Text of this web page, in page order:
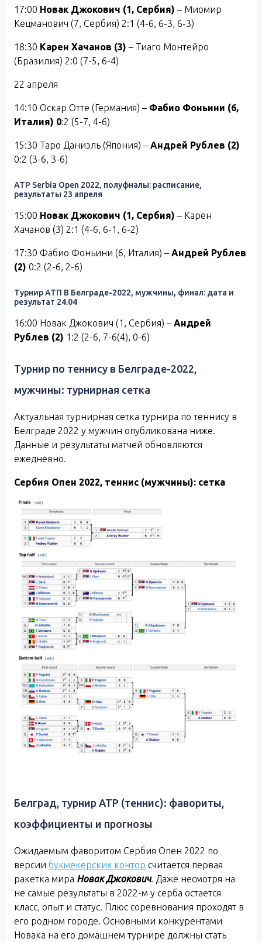
17:00 Новак Джокович (1, Сербия) – Миомир
Кецманович (7, Сербия) 2:1 (4-6, 6-3, 6-3)
18:30 Карен Хачанов (3) – Тиаго Монтейро
(Бразилия) 2:0 (7-5, 6-4)
22 апреля
14:10 Оскар Отте (Германия) – Фабио Фоньини (6,
Италия) 0:2 (5-7, 4-6)
15:30 Таро Даниэль (Япония) – Андрей Рублев (2)
0:2 (3-6, 3-6)
ATP Serbia Open 2022, полуфналы: расписание,
результаты 23 апреля
15:00 Новак Джокович (1, Сербия) – Карен
Хачанов (3) 2:1 (4-6, 6-1, 6-2)
17:30 Фабио Фоньини (6, Италия) – Андрей Рублев
(2) 0:2 (2-6, 2-6)
Турнир АТП В Белграде-2022, мужчины, финал: дата и
результат 24.04
16:00 Новак Джокович (1, Сербия) – Андрей
Рублев (2) 1:2 (2-6, 7-6(4), 0-6)
Турнир по теннису в Белграде-2022,
мужчины: турнирная сетка
Актуальная турнирная сетка турнира по теннису в
Белграде 2022 у мужчин опубликована ниже.
Данные и результаты матчей обновляются
ежедневно.
Сербия Опен 2022, теннис (мужчины): сетка
Белград, турнир АТР (теннис): фавориты,
коэффициенты и прогнозы
Ожидаемым фаворитом Сербия Опен 2022 по
версии букмекерских контор считается первая
ракетка мира Новак Джокович. Даже несмотря на
не самые результаты в 2022-м у серба остается
класс, опыт и статус. Плюс соревнования проходят в
его родном городе. Основными конкурентами
Новака на его домашнем турнире должны стать